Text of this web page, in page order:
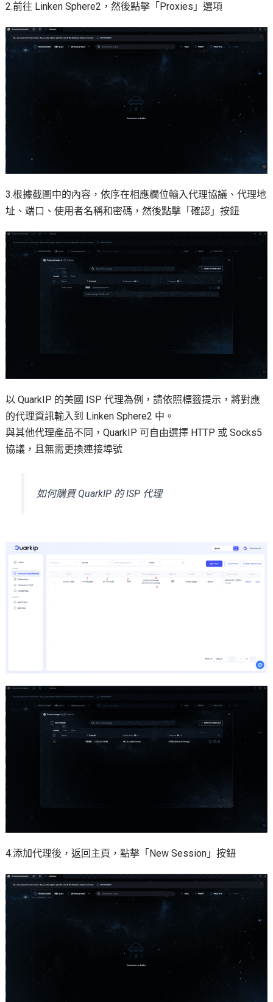
2.前往 Linken Sphere2，然後點擊「Proxies」選項
3.根據截圖中的內容，依序在相應欄位輸入代理協議、代理地
址、端口、使用者名稱和密碼，然後點擊「確認」按鈕
以 QuarkIP 的美國 ISP 代理為例，請依照標籤提示，將對應
的代理資訊輸入到 Linken Sphere2 中。
與其他代理產品不同，QuarkIP 可自由選擇 HTTP 或 Socks5
協議，且無需更換連接埠號
如何購買 QuarkIP 的 ISP 代理
4.添加代理後，返回主頁，點擊「New Session」按鈕